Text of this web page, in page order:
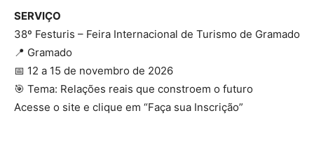
SERVIÇO
38º Festuris – Feira Internacional de Turismo de Gramado
📍 Gramado
📅 12 a 15 de novembro de 2026
🎯 Tema: Relações reais que constroem o futuro
Acesse o site e clique em “Faça sua Inscrição”